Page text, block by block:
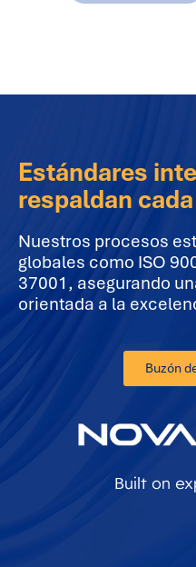
Estándares
respaldan
Nuestros procesos
globales como ISO
37001, asegurando
orientada a la
Buzón
Built on